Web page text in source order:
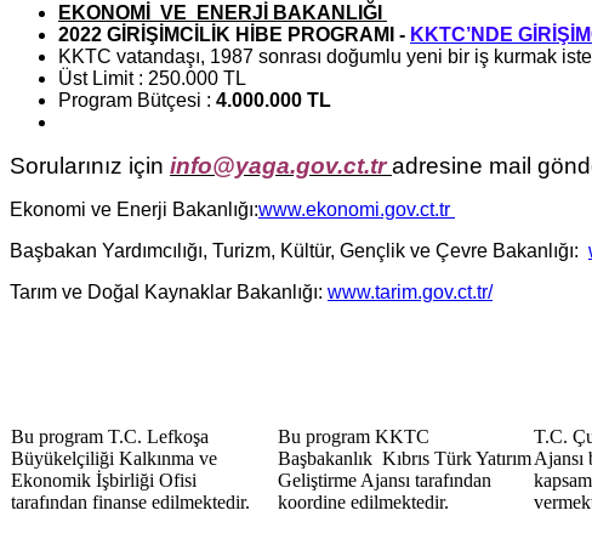
EKONOMİ VE ENERJİ BAKANLIĞI
2022 GİRİŞİMCİLİK HİBE PROGRAMI - KKTC’NDE
KKTC vatandaşı, 1987 sonrası doğumlu yeni bir iş kurmak
Üst Limit : 250.000 TL
Program Bütçesi : 4.000.000 TL
Sorularınız için info@yaga.gov.ct.tr adresine mail
Ekonomi ve Enerji Bakanlığı:www.ekonomi.gov.ct.tr
Başbakan Yardımcılığı, Turizm, Kültür, Gençlik ve Çevre Bakanlığı:
Tarım ve Doğal Kaynaklar Bakanlığı: www.tarim.gov.ct.tr/
Bu program T.C. Lefkoşa
Büyükelçiliği Kalkınma ve
Ekonomik İşbirliği Ofisi
tarafından finanse edilmektedir.
Bu program KKTC
Başbakanlık Kıbrıs Türk Yatırım
Geliştirme Ajansı tarafından
koordine edilmektedir.
T.C.
Ajansı